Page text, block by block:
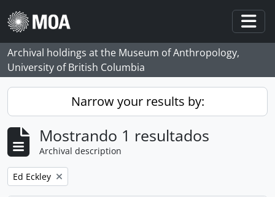
Skip to main content
Archival holdings at the Museum of Anthropology,
University of British Columbia
Narrow your results by:
Mostrando 1 resultados
Archival description
Remove filter:
Ed Eckley